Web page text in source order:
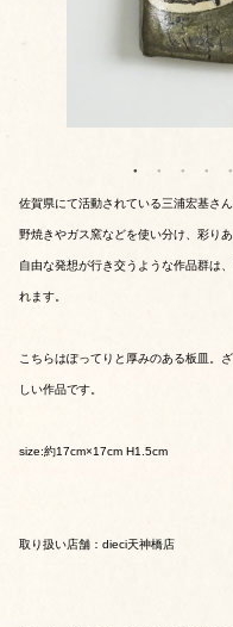
佐賀県にて活動されている三浦宏基さん
野焼きやガス窯などを使い分け、彩り
自由な発想が行き交うような作品群は
れます。
こちらはぽってりと厚みのある板皿。
しい作品です。
size:約17cm×17cm H1.5cm
取り扱い店舗：dieci天神橋店